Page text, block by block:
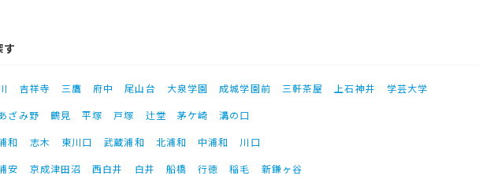
吉祥寺 三鷹 府中 尾山台 大泉学園 成城学園前 三軒茶屋 上石神井
学芸大学
ざみ野 鶴見 平塚 戸塚 辻堂 茅ケ崎
溝の口
和 志木 東川口 武蔵浦和 北浦和 中浦和
川口
安 京成津田沼 西白井 白井 船橋 行徳 稲毛 新鎌ヶ谷